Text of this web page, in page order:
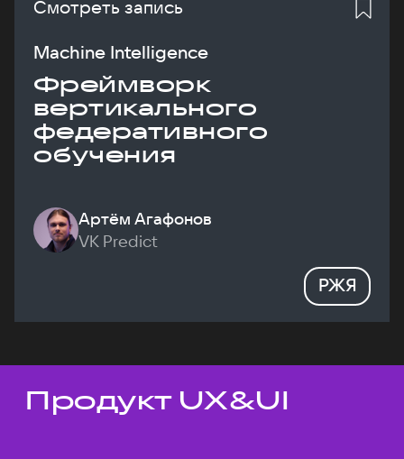
Смотреть запись
Machine Intelligence
Фреймворк
вертикального
федеративного
обучения
Артём Агафонов
VK Predict
РЖЯ
Темы докладов
Продукт UX&UI